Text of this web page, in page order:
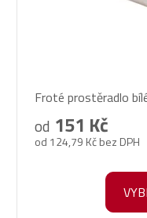
hodnocení
produktu
je
Froté prostěradlo
od 124,79 Kč bez DPH
od 151 Kč